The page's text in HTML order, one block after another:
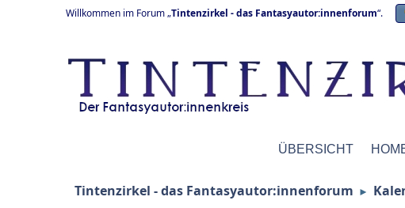
Willkommen im Forum „Tintenzirkel - das Fantasyautor:innenforum“.
ÜBERSICHT
Tintenzirkel - das Fantasyautor:innenforum ►